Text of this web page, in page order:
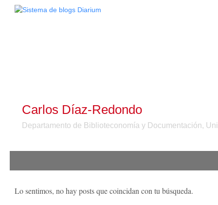
Carlos Díaz-Redondo
Departamento de Biblioteconomía y Documentación,
Lo sentimos, no hay posts que coincidan con tu búsqueda.